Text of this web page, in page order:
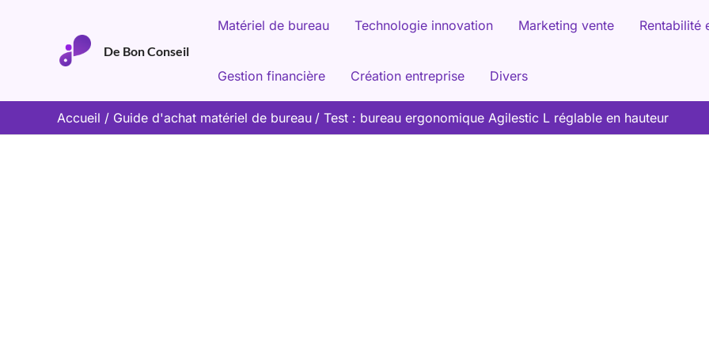
De Bon Conseil
Matériel de bureau Technologie innovation Marketing vente Rentabilité
Gestion financière Création entreprise Divers
Accueil Guide d'achat matériel de bureau Test : bureau ergonomique Agilestic L réglable en hauteur